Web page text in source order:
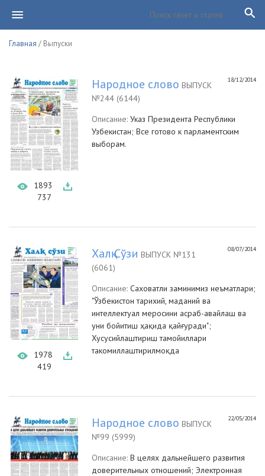
Главная / Выпуски
1893
737
18/12/2014
Народное слово ВЫПУСК
№244 (6144)
Описание: Указ Президента Республики
Узбекистан; Все готово к парламентским
выборам.
1978
419
08/07/2014
Халқ Сўзи ВЫПУСК №131
(6061)
Описание: Саховатли заминимиз неъматлари;
"Ўзбекистон тарихий, маданий ва
интеллектуал меросини асраб-авайлаш ва
уни бойитиш ҳақида қайғуради";
Хусусийлаштириш тамойиллари
такомиллаштирилмоқда
22/05/2014
Народное слово ВЫПУСК
№99 (5999)
Описание: В целях дальнейшего развития
доверительных отношений; Электронная